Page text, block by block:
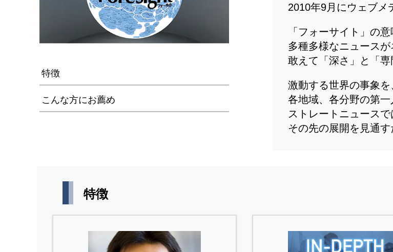
特徴
こんな方にお薦め
2010年9月にウェブメ
「フォーサイト」の
多種多様なニュースが
敢えて「深さ」と「専
激動する世界の事象を
各地域、各分野の第一
ストレートニュース
その先の展開を見通す
特徴